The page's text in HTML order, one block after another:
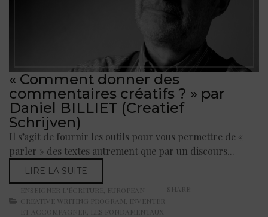
« Comment donner des
commentaires créatifs ? » par
Daniel BILLIET (Creatief
Schrijven)
Il s’agit de fournir les outils pour vous permettre de «
parler » des textes autrement que par un discours...
LIRE LA SUITE
ENSEIGNER L'ÉCRITURE
EUROPEAN
CREATIVE WRITING PROGRAM INVENTER
ET ACCOMPAGNER LES FONDAMENTAUX
SHARE: